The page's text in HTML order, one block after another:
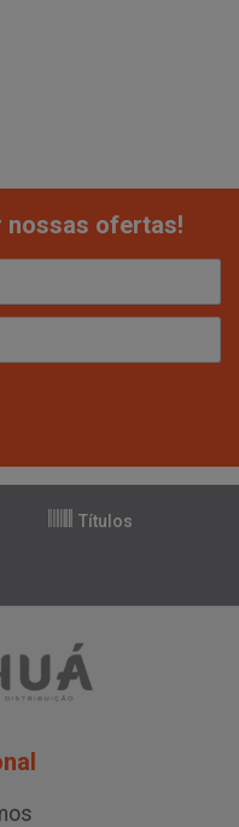
nossas ofertas!
Títulos